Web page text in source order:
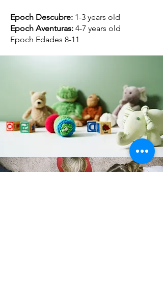
Epoch Descubre: 1-3 years old
Epoch Aventuras: 4-7 years old
Epoch Edades 8-11